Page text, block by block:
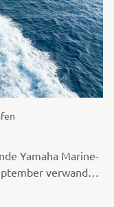
Yamaha Marine-
verwandelt
in eine 60.000